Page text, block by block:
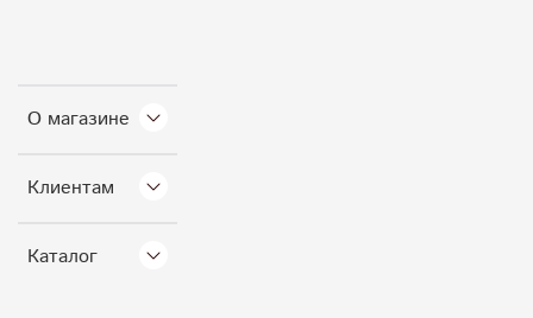
О магазине
Клиентам
Каталог